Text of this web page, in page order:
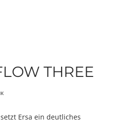
THREE
setzt Ersa ein deutliches